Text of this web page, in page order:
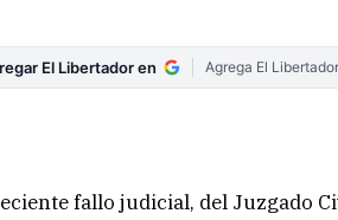
El Libertador en Agrega El
fallo judicial, del Juzgado